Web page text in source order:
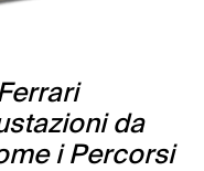
da
i Percorsi